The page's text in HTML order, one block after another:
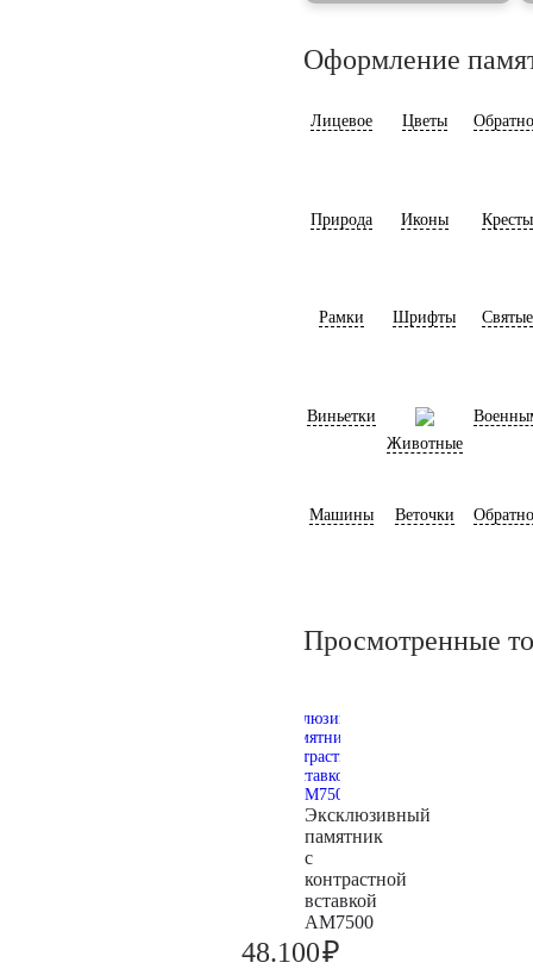
Оформление
Лицевое Цветы
Природа Иконы Кресты
Рамки Шрифты Святые
Виньетки
Животные
Машины Веточки
Просмотренные
Эксклюзивный
памятник
с
контрастной
вставкой
AM7500
48.100₽